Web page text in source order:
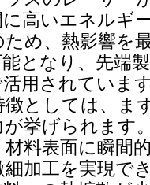
高いエネルギ
め、熱影響を
となり、先端
用されていま
としては、ま
挙げられます
料表面に瞬間
加工を実現で